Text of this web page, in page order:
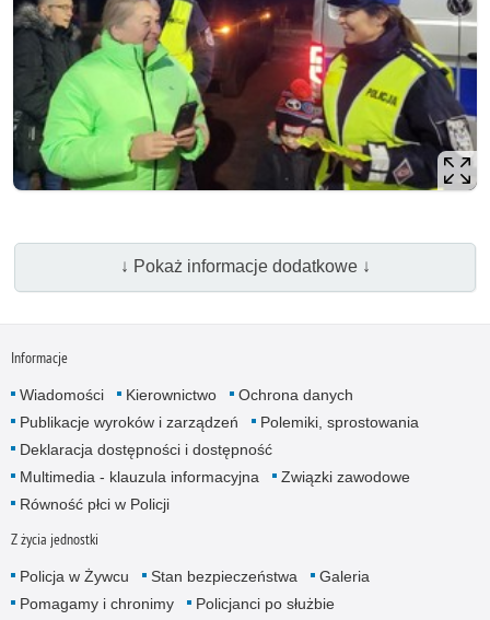
↓ Pokaż informacje dodatkowe ↓
Informacje
Wiadomości Kierownictwo
Ochrona danych
Publikacje wyroków i zarządzeń
Polemiki, sprostowania
Deklaracja dostępności i dostępność
Multimedia - klauzula informacyjna
Związki zawodowe
Równość płci w Policji
Z życia jednostki
Policja w Żywcu Stan bezpieczeństwa
Galeria
Pomagamy i chronimy
Policjanci po służbie